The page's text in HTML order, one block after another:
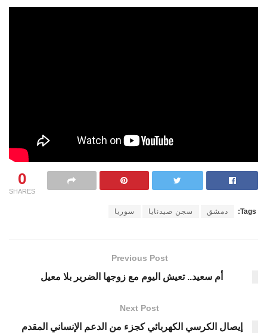
0
SHARES
Tags: دمشق سجن صيدنايا سوريا
Previous Post
أم سعيد.. تعيش اليوم مع زوجها الضرير بلا معيل
Next Post
إيصال الكرسي الكهربائي كجزء من الدعم الإنساني المقدم